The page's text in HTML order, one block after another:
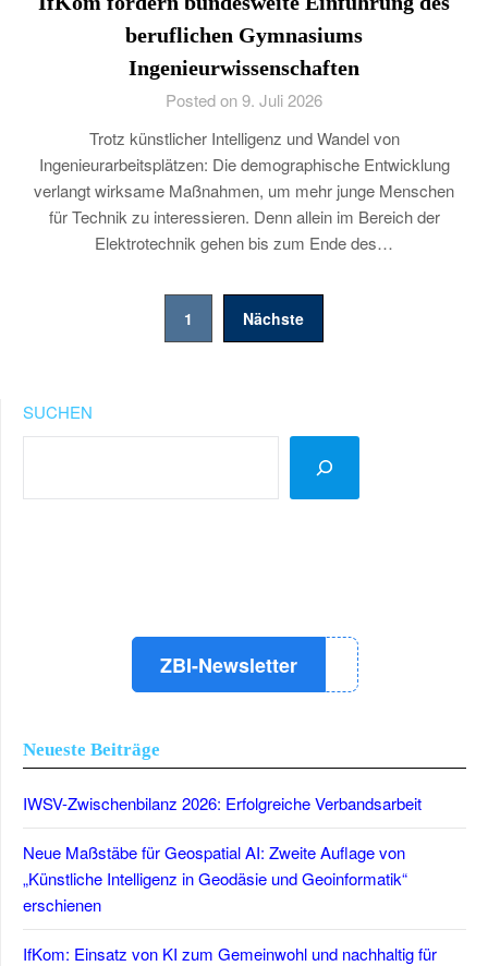
beruflichen Gymnasiums
Ingenieurwissenschaften
Posted on 9. Juli 2026
Trotz künstlicher Intelligenz und Wandel von
Ingenieurarbeitsplätzen: Die demographische Entwicklung
verlangt wirksame Maßnahmen, um mehr junge Menschen
für Technik zu interessieren. Denn allein im Bereich der
Elektrotechnik gehen bis zum Ende des…
Seitennummerierung
1 Nächste
SUCHEN
ZBI-Newsletter
Neueste Beiträge
IWSV-Zwischenbilanz 2026: Erfolgreiche Verbandsarbeit
Neue Maßstäbe für Geospatial AI: Zweite Auflage von
„Künstliche Intelligenz in Geodäsie und Geoinformatik“
erschienen
IfKom: Einsatz von KI zum Gemeinwohl und nachhaltig für